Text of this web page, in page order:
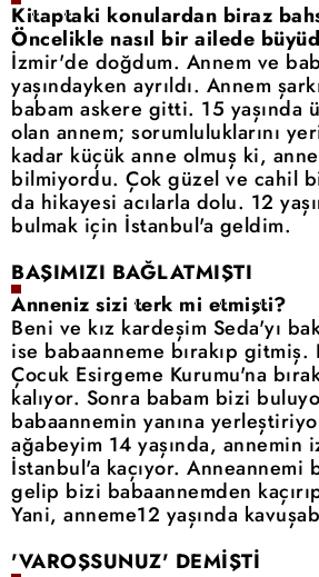
Kitaptaki konulardan biraz
Öncelikle nasıl bir ailede
İzmir'de doğdum. Annem ve
yaşındayken ayrıldı. Annem
babam askere gitti. 15 yaşında
olan annem; sorumluluklarını
kadar küçük anne olmuş ki,
bilmiyordu. Çok güzel ve cahil
da hikayesi acılarla dolu. 12
bulmak için İstanbul'a geldim.
BAŞIMIZI BAĞLATMIŞTI
Anneniz sizi terk mi etmişti?
Beni ve kız kardeşim Seda'yı
ise babaanneme bırakıp gitmiş.
Çocuk Esirgeme Kurumu'na
kalıyor. Sonra babam bizi
babaannemin yanına
ağabeyim 14 yaşında, annemin
İstanbul'a kaçıyor. Anneannemi
gelip bizi babaannemden
Yani, anneme12 yaşında
'VAROŞSUNUZ' DEMİŞTİ